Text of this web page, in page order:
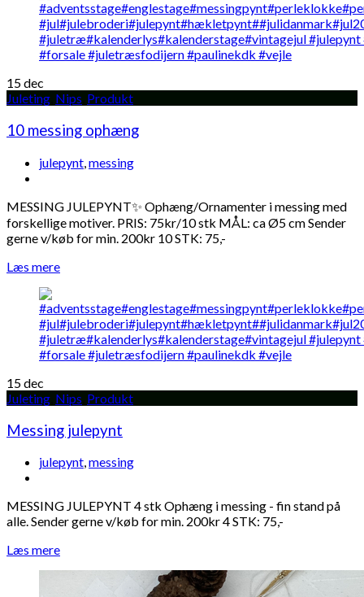
15dec
Juleting Nips Produkt
10 messing ophæng
julepynt,messing
MESSING JULEPYNT✨ Ophæng/Ornamenter i messing med
forskellige motiver. PRIS: 75kr/10 stk MÅL: ca Ø5 cm Sender
gerne v/køb for min. 200kr 10 STK: 75,-
Læs mere
15dec
Juleting Nips Produkt
Messing julepynt
julepynt,messing
MESSING JULEPYNT 4 stk Ophæng i messing - fin stand på
alle. Sender gerne v/køb for min. 200kr 4 STK: 75,-
Læs mere